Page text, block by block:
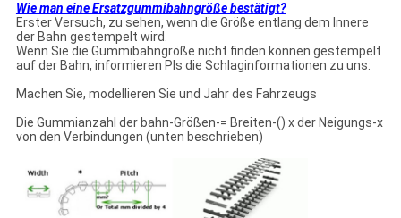
Wie man eine Ersatzgummibahngröße bestätigt?
Erster Versuch, zu sehen, wenn die Größe entlang dem Innere
der Bahn gestempelt wird.
Wenn Sie die Gummibahngröße nicht finden können gestempelt
auf der Bahn, informieren Pls die Schlaginformationen zu uns:
Machen Sie, modellieren Sie und Jahr des Fahrzeugs
Die Gummianzahl der bahn-Größen-= Breiten-() x der Neigungs-x
von den Verbindungen (unten beschrieben)